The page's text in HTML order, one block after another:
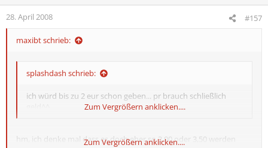
28. April 2008 #157
maxibt schrieb:
splashdash schrieb:
ich würd bis zu 2 eur schon geben... pr brauch schließlich
Zum Vergrößern anklicken....
hm, ich denke mal dass es doch eher so 3,00 oder 3,50 werden
Zum Vergrößern anklicken....